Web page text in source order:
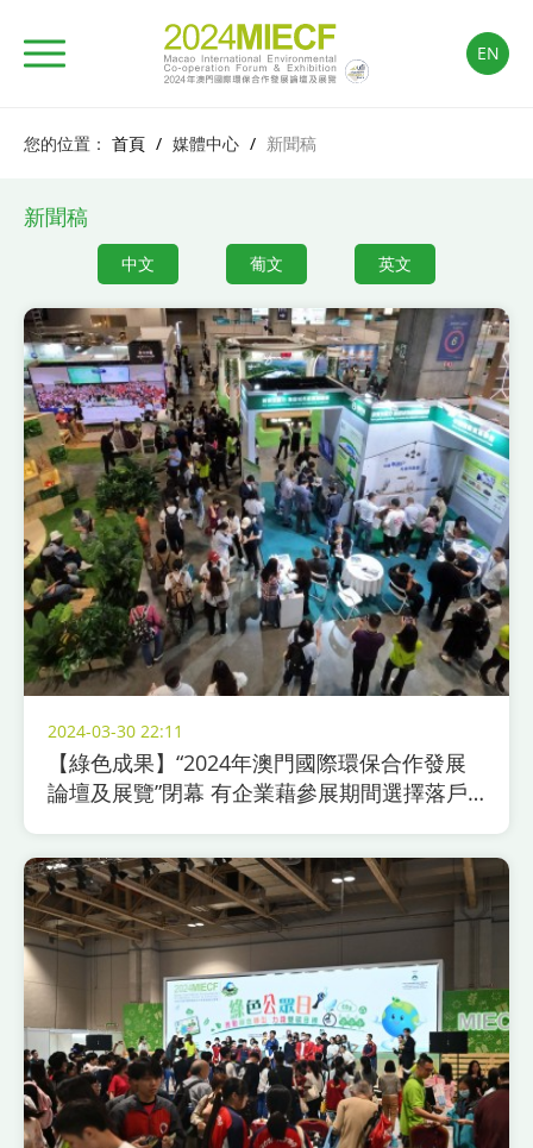
EN
您的位置： 首頁 / 媒體中心 / 新聞稿
新聞稿
中文 葡文 英文
2024-03-30 22:11
【綠色成果】“2024年澳門國際環保合作發展
論壇及展覽”閉幕 有企業藉參展期間選擇落戶